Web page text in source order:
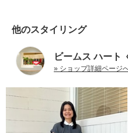
他のスタイリング
ビームス ハート
» ショップ詳細ページ